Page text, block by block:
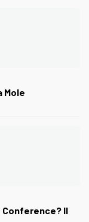
Mole
Conference? Il